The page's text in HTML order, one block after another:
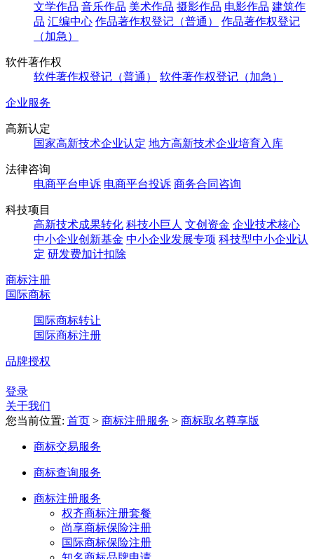
文学作品 音乐作品 美术作品 摄影作品 电影作品 建筑作
品 汇编中心 作品著作权登记（普通）
作品著作权登记
（加急）
软件著作权
软件著作权登记（普通）
软件著作权登记（加急）
企业服务
高新认定
国家高新技术企业认定 地方高新技术企业培育入库
法律咨询
电商平台申诉 电商平台投诉 商务合同咨询
科技项目
高新技术成果转化 科技小巨人 文创资金 企业技术核心
中小企业创新基金 中小企业发展专项 科技型中小企业认
定 研发费加计扣除
商标注册
国际商标
国际商标转让
国际商标注册
品牌授权
登录
关于我们
您当前位置: 首页 > 商标注册服务 > 商标取名尊享版
商标交易服务
商标查询服务
商标注册服务
权齐商标注册套餐
尚享商标保险注册
国际商标保险注册